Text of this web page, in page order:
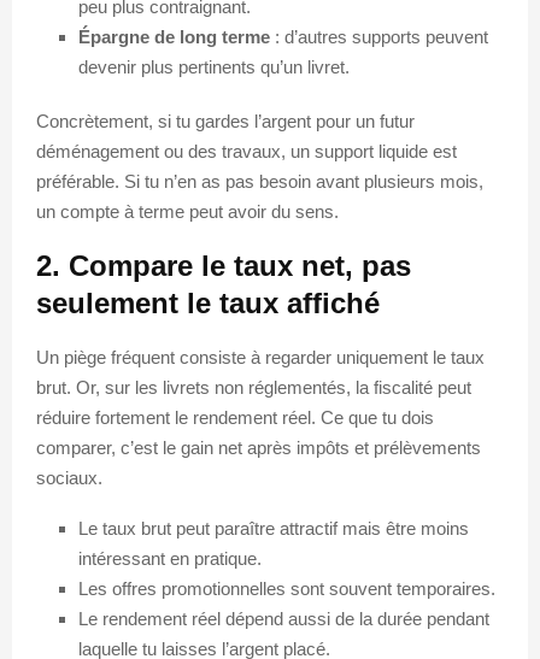
peu plus contraignant.
Épargne de long terme : d’autres supports peuvent
devenir plus pertinents qu’un livret.
Concrètement, si tu gardes l’argent pour un futur
déménagement ou des travaux, un support liquide est
préférable. Si tu n’en as pas besoin avant plusieurs mois,
un compte à terme peut avoir du sens.
2. Compare le taux net, pas
seulement le taux affiché
Un piège fréquent consiste à regarder uniquement le taux
brut. Or, sur les livrets non réglementés, la fiscalité peut
réduire fortement le rendement réel. Ce que tu dois
comparer, c’est le gain net après impôts et prélèvements
sociaux.
Le taux brut peut paraître attractif mais être moins
intéressant en pratique.
Les offres promotionnelles sont souvent temporaires.
Le rendement réel dépend aussi de la durée pendant
laquelle tu laisses l’argent placé.